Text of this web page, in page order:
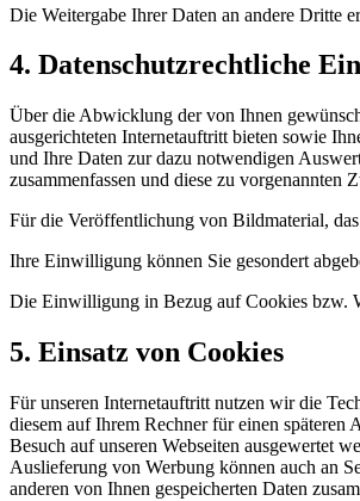
Die Weitergabe Ihrer Daten an andere Dritte
4. Datenschutzrechtliche
Über die Abwicklung der von Ihnen
ausgerichteten Internetauftritt bieten sowie
und Ihre Daten zur dazu notwendigen
zusammenfassen und diese zu
Für die Veröffentlichung von Bildmaterial,
Ihre Einwilligung können Sie gesondert
Die Einwilligung in Bezug auf Cookies bzw.
5. Einsatz von Cookies
Für unseren Internetauftritt nutzen wir die
diesem auf Ihrem Rechner für einen
Besuch auf unseren Webseiten ausgewertet
Auslieferung von Werbung können auch an
anderen von Ihnen gespeicherten Daten